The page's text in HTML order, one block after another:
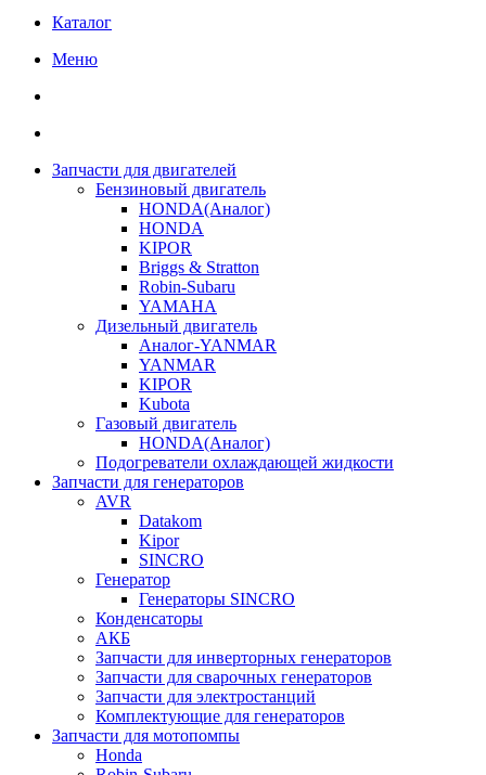
Каталог
Меню
Запчасти для двигателей
Бензиновый двигатель
HONDA(Aналог)
HONDA
KIPOR
Briggs & Stratton
Robin-Subaru
YAMAHA
Дизельный двигатель
Аналог-YANMAR
YANMAR
KIPOR
Kubota
Газовый двигатель
HONDA(Aналог)
Подогреватели охлаждающей жидкости
Запчасти для генераторов
AVR
Datakom
Kipor
SINCRO
Генератор
Генераторы SINCRO
Конденсаторы
АКБ
Запчасти для инверторных генераторов
Запчасти для сварочных генераторов
Запчасти для электростанций
Комплектующие для генераторов
Запчасти для мотопомпы
Honda